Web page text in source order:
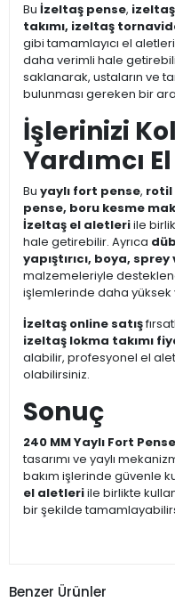
Bu İzeltaş pense,
takımı, izeltaş
gibi tamamlayıcı el
daha verimli hale
saklanarak, ustaların ve
bulunması gereken bir
İşlerinizi
Yardımcı
Bu yaylı fort pense, rotil
pense, boru kesme
İzeltaş el aletleriile
hale getirebilir. Ayrıca
yapıştırıcı, boya,
malzemeleriyle
işlemlerinde daha
İzeltaş online satış
izeltaş lokma takımı
alabilir, profesyonel el
olabilirsiniz.
Sonuç
240 MM Yaylı Fort Pense
tasarımı ve yaylı
bakım işlerinde güvenle
el aletleriile birlikte
bir şekilde
Benzer Ürünler